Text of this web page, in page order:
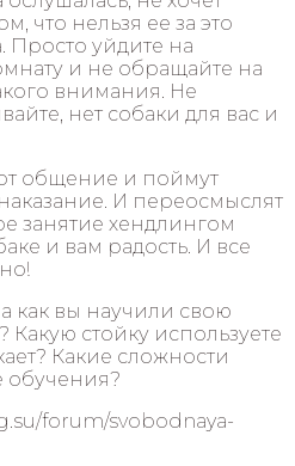
что нельзя ее за это
Просто уйдите на
и не обращайте на
внимания. Не
нет собаки для вас и
общение и поймут
И переосмыслят
занятие хендлингом
и вам радость. И все
как вы научили свою
Какую стойку используете
Какие сложности
обучения?
forum/svobodnaya-